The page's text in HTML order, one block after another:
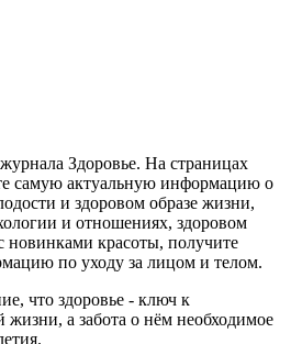
Здоровье. На страницах
самую актуальную информацию о
и здоровом образе жизни,
и отношениях, здоровом
новинками красоты, получите
по уходу за лицом и телом.
что здоровье - ключ к
жизни, а забота о нём необходимое